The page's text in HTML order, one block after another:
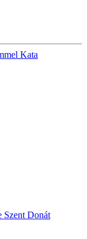
Kata
Szent Donát